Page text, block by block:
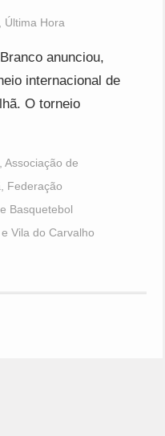
Última Hora
anunciou,
internacional de
O torneio
Associação de
, Federação
Basquetebol
Vila do Carvalho